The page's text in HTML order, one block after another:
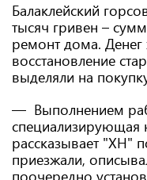
Балаклейский
тысяч гривен –
ремонт дома. Денег
восстановление
выделяли на
— Выполнением
специализирующая
рассказывает "ХН"
приезжали,
поочередно